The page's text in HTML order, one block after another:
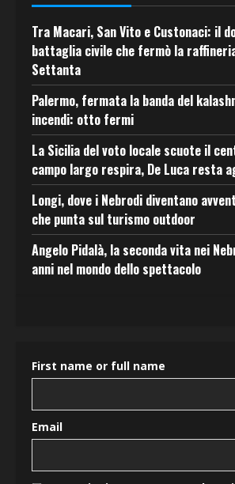
Tra Macari, San Vito e Custonaci: il
battaglia civile che fermò la
Settanta
Palermo, fermata la banda del
incendi: otto fermi
La Sicilia del voto locale scuote il
campo largo respira, De Luca resta
Longi, dove i Nebrodi diventano
che punta sul turismo outdoor
Angelo Pidalà, la seconda vita nei
anni nel mondo dello spettacolo
First name or full name
Email